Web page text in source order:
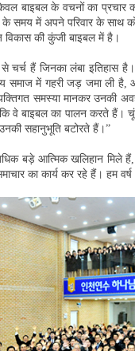
बाइबल के वचनों का प्रचार
समय में अपने परिवार के साथ
की कुंजी बाइबल में है।
हैं जिनका लंबा इतिहास है।
समाज में गहरी जड़ जमा ली
समस्या मानकर उनकी
वे बाइबल का पालन करते हैं।
सहानुभूति बटोरते हैं।”
बड़े आत्मिक खलिहान मिले
का कार्य कर रहे हैं। हम